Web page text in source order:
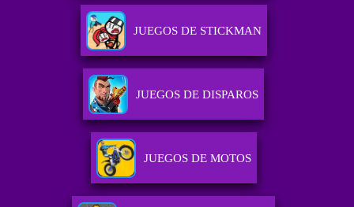
JUEGOS DE STICKMAN
JUEGOS DE DISPAROS
JUEGOS DE MOTOS